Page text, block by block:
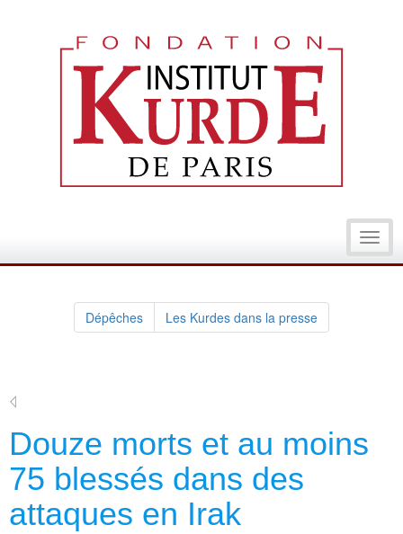
Dépêches Les Kurdes dans la presse
Douze morts et au moins
75 blessés dans des
attaques en Irak